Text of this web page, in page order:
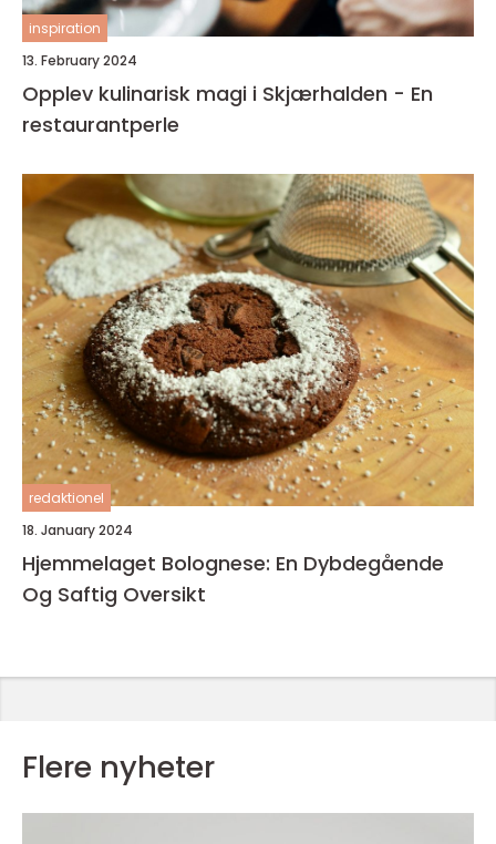
inspiration
13. February 2024
Opplev kulinarisk magi i Skjærhalden - En
restaurantperle
redaktionel
18. January 2024
Hjemmelaget Bolognese: En Dybdegående
Og Saftig Oversikt
Flere nyheter